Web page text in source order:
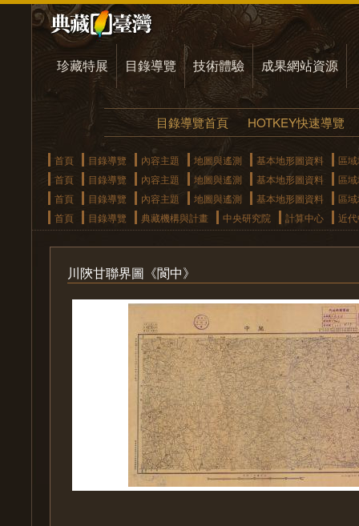
珍藏特展 目錄導覽 技術體驗 成果網站資源
目錄導覽首頁 HOTKEY快速導覽
首頁 目錄導覽 內容主題 地圖與遙測 基本地形圖資料
區
首頁
目錄導覽 內容主題 地圖與遙測 基本地形圖資料
區
首頁
目錄導覽 內容主題 地圖與遙測 基本地形圖資料
區
首頁
目錄導覽 典藏機構與計畫 中央研究院 計算中心 近
川陝甘聯界圖《閬中》